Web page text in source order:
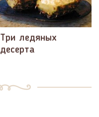
Три ледяных
десерта